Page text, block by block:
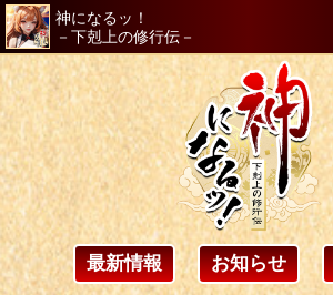
神になるッ！
－下剋上の修行伝－
最新情報 お知らせ